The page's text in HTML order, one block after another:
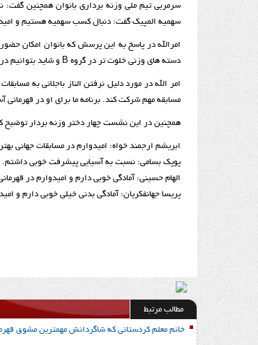
سهمیه المپیک گفت: دنبال کسب سهمیه هستیم و
دسته های وزنی خلوت تر در گروه B و شاید بتوانیم در A هم قرار گیریم.
امر الله در مورد دلیل نرفتن الناز باجلانی به
مسابقه مهم شرکت کند. برنامه ما برای او در
همچنین در این نشست چهار دختر وزنه بردار توضیح
ابریشم ارجمند خواه: امیدوارم در مسابقات جهانی
پوپک بسامی: نسبت به آسیایی پیشرفت خوبی داشتم.
الهام حسینی: آمادگی خوبی دارم و امیدوارم در
پریسا جهانفکریان: آمادگی بدنی خیلی خوبی دارم و
مطالب مرتبط
خانم معلم کردستانی که شاگردانش مهمترین مشوق